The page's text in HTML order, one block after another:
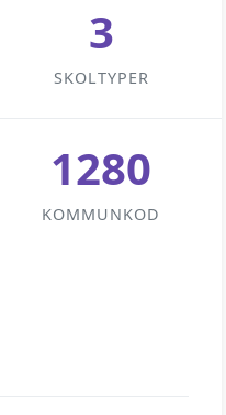
3
SKOLTYPER
1280
KOMMUNKOD